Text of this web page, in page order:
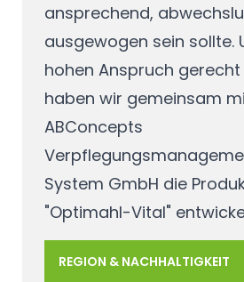
ansprechend,
ausgewogen sein sollte.
hohen Anspruch gerecht
haben wir gemeinsam
ABConcepts
System GmbH die
"Optimahl-Vital"
REGION & NACHHALTIGKEIT